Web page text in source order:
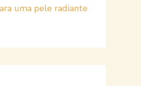
uma pele radiante